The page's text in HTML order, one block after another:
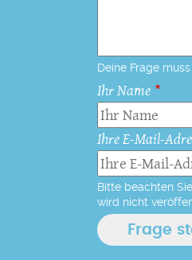
Deine Frage
Ihr Name
Ihre E-Mail-
Bitte beachten
wird nicht